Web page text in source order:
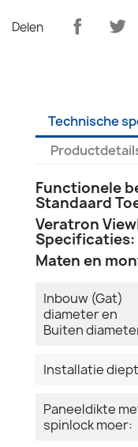
Delen
Technische
Functionele
Standaard
Veratron
Specificaties:
Maten en
Inbouw (Gat)
diameter en
Buiten
Installatie
Paneeldikte
spinlock moer: